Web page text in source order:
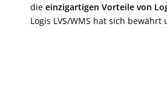
die einzigartigen Vorteile von
Logis LVS/WMS hat sich